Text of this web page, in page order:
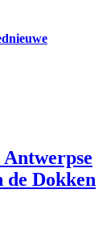
Dokken